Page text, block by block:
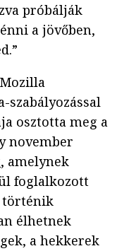
próbálják
a jövőben,
szabályozással
osztotta meg a
november
, amelynek
foglalkozott
történik
élhetnek
a hekkerek